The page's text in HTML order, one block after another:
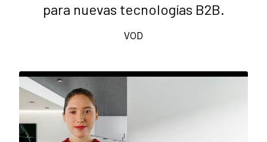
para nuevas tecnologías B2B.
VOD